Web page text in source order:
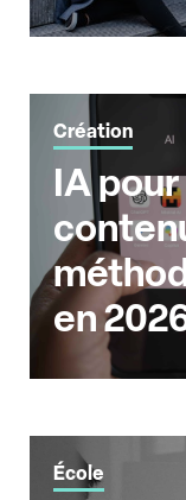
Création
IA
en
École